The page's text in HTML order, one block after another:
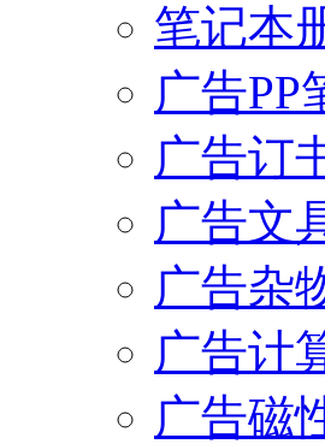
笔记本
广告PP
广告订
广告文
广告杂
广告计
广告磁